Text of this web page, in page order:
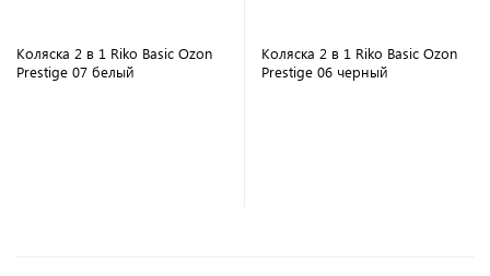
Коляска 2 в 1 Riko Basic Ozon
Prestige 07 белый
Коляска 2 в 1 Riko Basic Ozon
Prestige 06 черный